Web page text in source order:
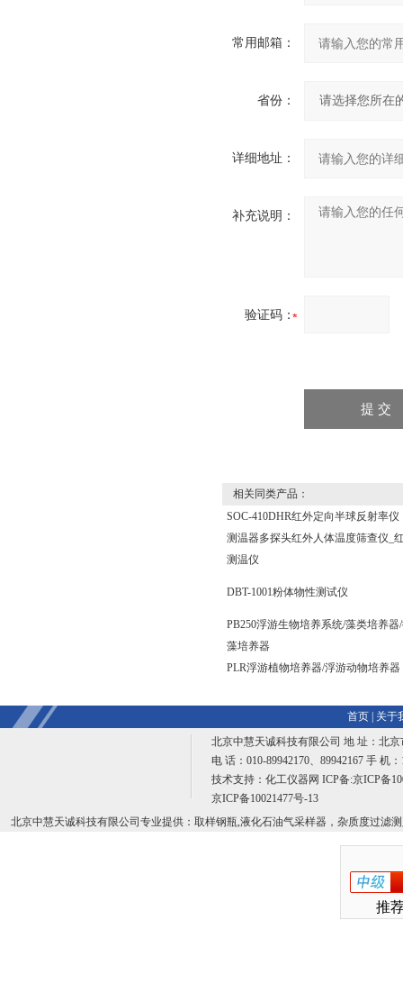
常用邮箱：
省份：
详细地址：
补充说明：
验证码：
相关同类产品：
SOC-410DHR红外定向半球反射率仪
测温器多探头红外人体温度筛查仪_
测温仪
DBT-1001粉体物性测试仪
PB250浮游生物培养系统/藻类培养器
藻培养器
PLR浮游植物培养器/浮游动物培养器
首页|
关于
北京中慧天诚科技有限公司 地 址：北
电 话：010-89942170、89942167 手 机
技术支持： 化工仪器网 ICP备:京ICP备
京ICP备10021477号-13
北京中慧天诚科技有限公司专业提供：取样钢瓶,液化石油气采样器，杂质度过滤
推